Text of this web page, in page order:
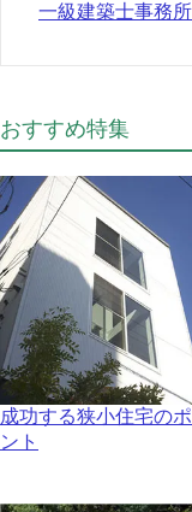
一級建築士事務
おすすめ特集
成功する狭小住宅の
ント